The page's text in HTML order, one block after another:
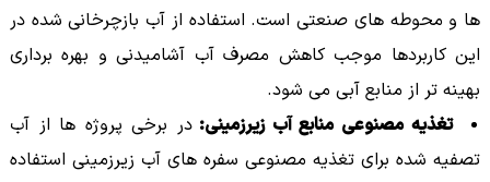
ها و محوطه های صنعتی است. استفاده از آب بازچرخانی شده در
این کاربردها موجب کاهش مصرف آب آشامیدنی و بهره برداری
بهینه تر از منابع آبی می شود.
تغذیه مصنوعی منابع آب زیرزمینی:در برخی پروژه ها از آب
تصفیه شده برای تغذیه مصنوعی سفره های آب زیرزمینی استفاده